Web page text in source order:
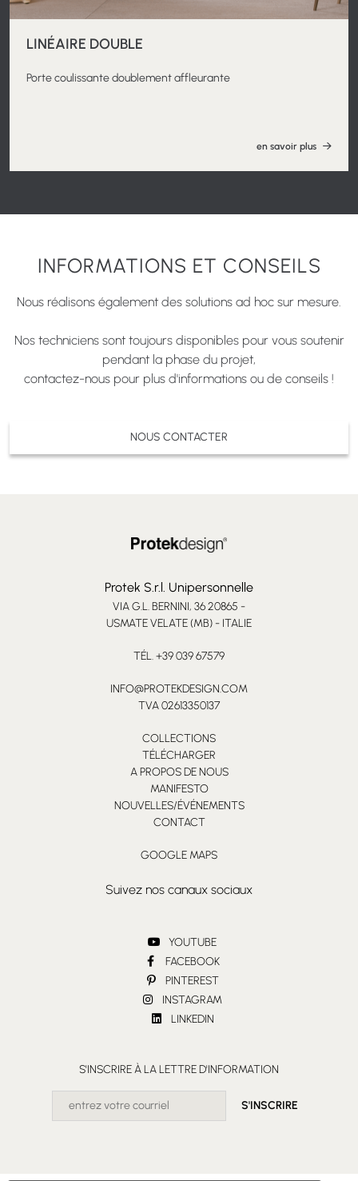
LINÉAIRE DOUBLE
Porte coulissante doublement affleurante
en savoir plus
INFORMATIONS ET CONSEILS
Nous réalisons également des solutions ad hoc sur mesure.
Nos techniciens sont toujours disponibles pour vous soutenir
pendant la phase du projet,
contactez-nous pour plus d'informations ou de conseils !
NOUS CONTACTER
Protek S.r.l. Unipersonnelle
VIA G.L. BERNINI, 36 20865 -
USMATE VELATE (MB) - ITALIE
TÉL. +39 039 67579
INFO@PROTEKDESIGN.COM
TVA 02613350137
COLLECTIONS
TÉLÉCHARGER
A PROPOS DE NOUS
MANIFESTO
NOUVELLES/ÉVÉNEMENTS
CONTACT
GOOGLE MAPS
Suivez nos canaux sociaux
YOUTUBE
FACEBOOK
PINTEREST
INSTAGRAM
LINKEDIN
S'INSCRIRE À LA LETTRE D'INFORMATION